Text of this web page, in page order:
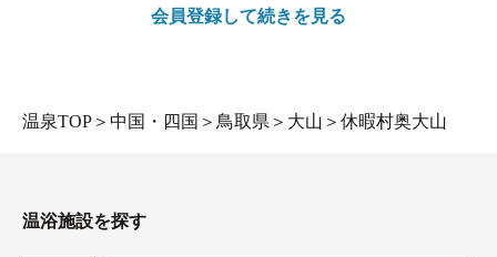
会員登録して続きを見る
温泉TOP ＞ 中国・四国 ＞ 鳥取県 ＞ 大山 ＞ 休暇村奥大山
温浴施設を探す